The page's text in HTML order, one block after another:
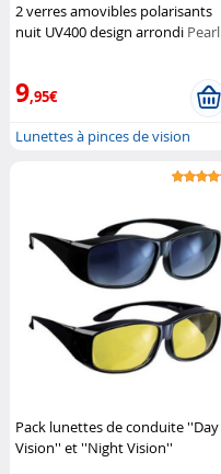
2 verres amovibles polarisants
nuit UV400 design arrondi Pearl
9,95€
Lunettes à pinces de vision
Pack lunettes de conduite ''Day
Vision'' et ''Night Vision''